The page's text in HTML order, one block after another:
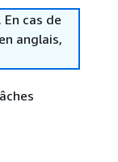
cas de
anglais,